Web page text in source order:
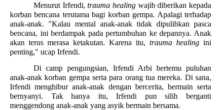
Menurut Irfendi,trauma healing wajib diberikan kepada
korban bencana terutama bagi korban gempa. Apalagi terhadap
anak-anak. "Kalau mental anak-anak tidak dipulihkan pasca
bencana, ini berdampak pada pertumbuhan ke depannya. Anak
akan terus merasa ketakutan. Karena itu, trauma healing ini
penting," ucap Irfendi.
Di camp pengungsian, Irfendi Arbi bertemu puluhan
anak-anak korban gempa serta para orang tua mereka. Di sana,
Irfendi menghibur anak-anak dengan bercerita, bermain serta
bernyanyi. Tak hanya itu, Irfendi pun silih berganti
menggendong anak-anak yang asyik bermain bersama.